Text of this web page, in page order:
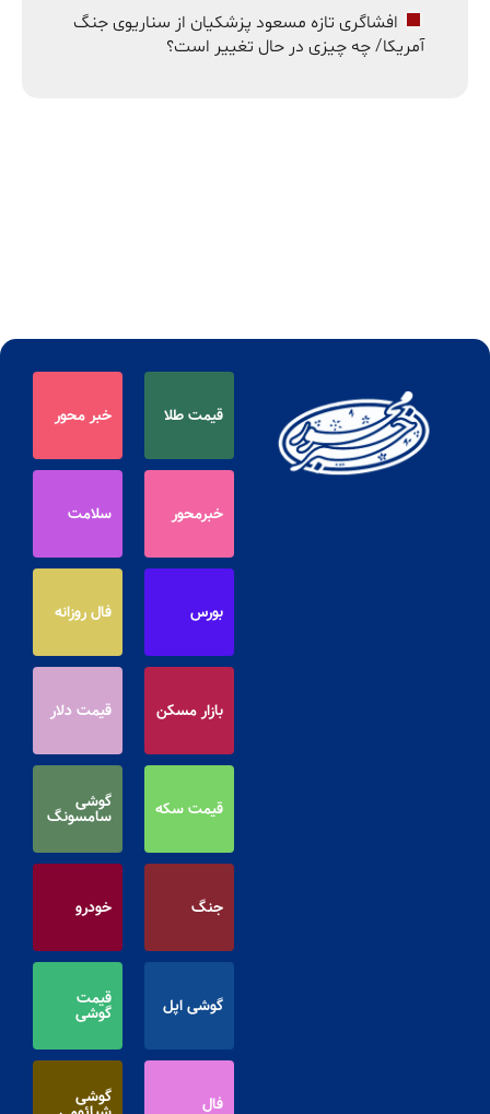
افشاگری تازه مسعود پزشکیان از سناریوی جنگ
آمریکا/ چه چیزی در حال تغییر است؟
قیمت طلا خبر محور
خبرمحور سلامت
بورس فال روزانه
بازار مسکن قیمت دلار
قیمت سکه گوشی
سامسونگ
جنگ خودرو
گوشی اپل قیمت
گوشی
فال گوشی